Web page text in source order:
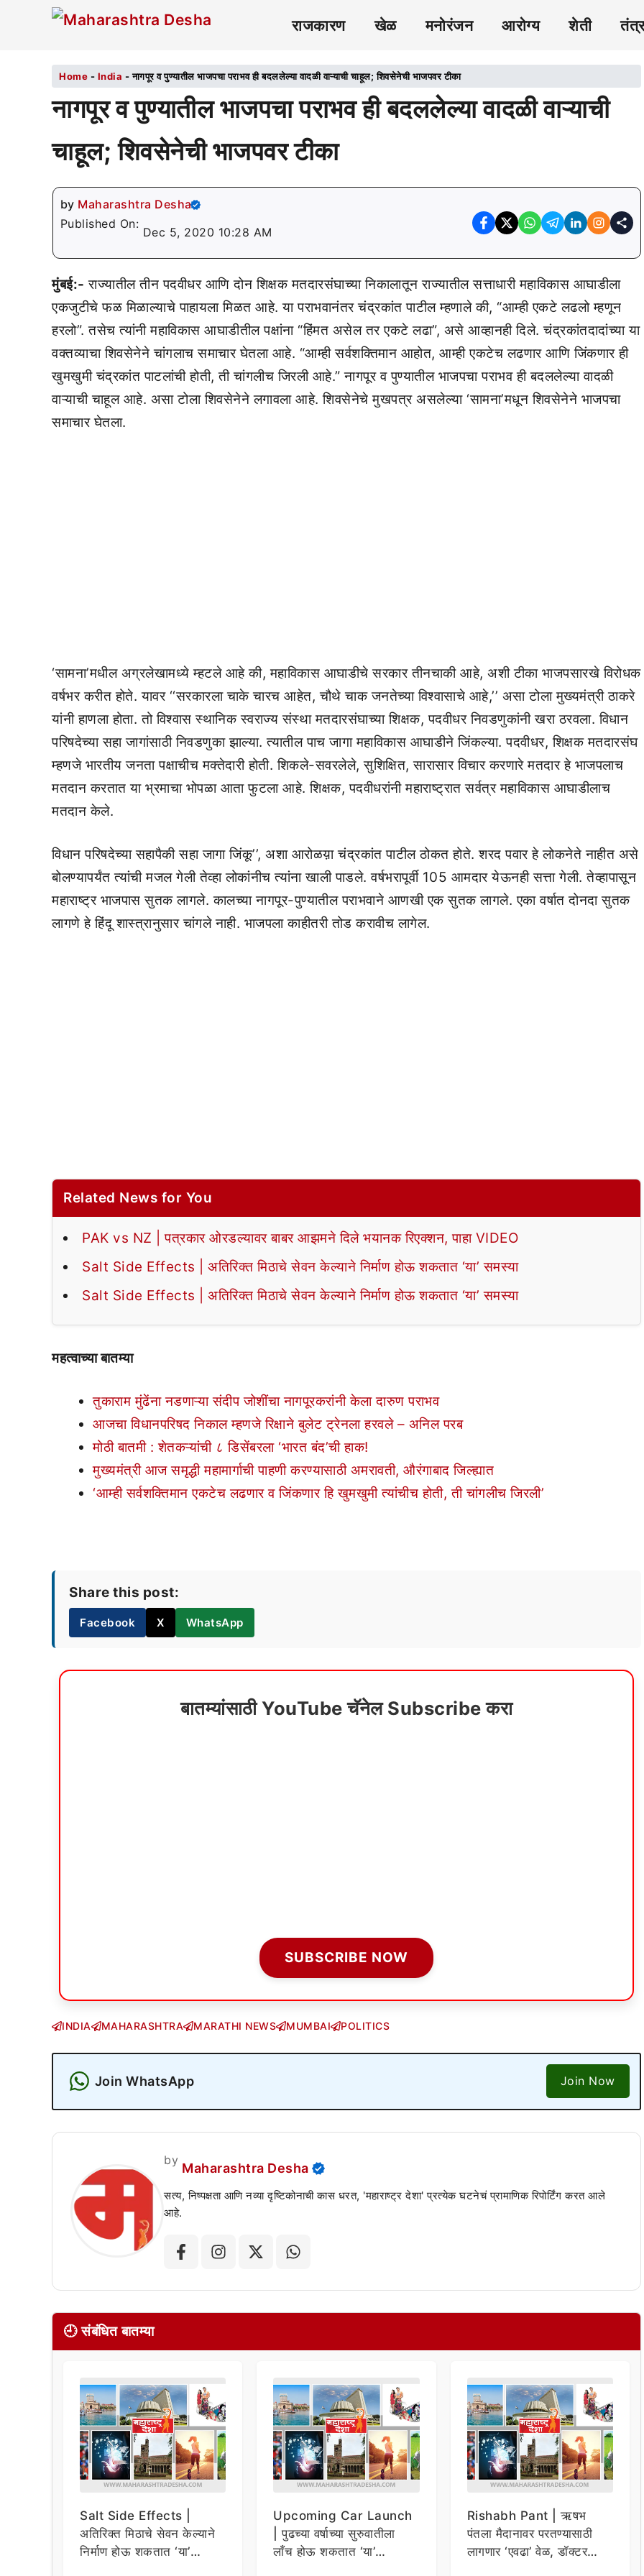
राजकारण खेळ मनोरंजन आरोग्य शेती
Home - India -नागपूर व पुण्यातील भाजपचा पराभव ही बदललेल्या वादळी वाऱ्याची चाहूल; शिवसेनेची भाजपवर टीका
नागपूर व पुण्यातील भाजपचा पराभव ही बदललेल्या वादळी वाऱ्याची
चाहूल; शिवसेनेची भाजपवर टीका
by Maharashtra Desha
Published On:
Dec 5, 2020 10:28 AM
मुंबई:- राज्यातील तीन पदवीधर आणि दोन शिक्षक मतदारसंघाच्या निकालातून राज्यातील सत्ताधारी महाविकास आघाडीला
एकजुटीचे फळ मिळाल्याचे पाहायला मिळत आहे. या पराभवानंतर चंद्रकांत पाटील म्हणाले की, “आम्ही एकटे लढलो म्हणून
हरलो”. तसेच त्यांनी महाविकास आघाडीतील पक्षांना “हिंमत असेल तर एकटे लढा”, असे आव्हानही दिले. चंद्रकांतदादांच्या या
वक्तव्याचा शिवसेनेने चांगलाच समाचार घेतला आहे. “आम्ही सर्वशक्तिमान आहोत, आम्ही एकटेच लढणार आणि जिंकणार ही
खुमखुमी चंद्रकांत पाटलांची होती, ती चांगलीच जिरली आहे.” नागपूर व पुण्यातील भाजपचा पराभव ही बदललेल्या वादळी
वाऱ्याची चाहूल आहे. असा टोला शिवसेनेने लगावला आहे. शिवसेनेचे मुखपत्र असलेल्या ‘सामना’मधून शिवसेनेने भाजपचा
समाचार घेतला.
‘सामना’मधील अग्रलेखामध्ये म्हटले आहे की, महाविकास आघाडीचे सरकार तीनचाकी आहे, अशी टीका भाजपसारखे विरोधक
वर्षभर करीत होते. यावर ‘‘सरकारला चाके चारच आहेत, चौथे चाक जनतेच्या विश्वासाचे आहे,’’ असा टोला मुख्यमंत्री ठाकरे
यांनी हाणला होता. तो विश्वास स्थानिक स्वराज्य संस्था मतदारसंघाच्या शिक्षक, पदवीधर निवडणुकांनी खरा ठरवला. विधान
परिषदेच्या सहा जागांसाठी निवडणुका झाल्या. त्यातील पाच जागा महाविकास आघाडीने जिंकल्या. पदवीधर, शिक्षक मतदारसंघ
म्हणजे भारतीय जनता पक्षाचीच मक्तेदारी होती. शिकले-सवरलेले, सुशिक्षित, सारासार विचार करणारे मतदार हे भाजपलाच
मतदान करतात या भ्रमाचा भोपळा आता फुटला आहे. शिक्षक, पदवीधरांनी महाराष्ट्रात सर्वत्र महाविकास आघाडीलाच
मतदान केले.
विधान परिषदेच्या सहापैकी सहा जागा जिंकू’’, अशा आरोळय़ा चंद्रकांत पाटील ठोकत होते. शरद पवार हे लोकनेते नाहीत असे
बोलण्यापर्यंत त्यांची मजल गेली तेव्हा लोकांनीच त्यांना खाली पाडले. वर्षभरापूर्वी 105 आमदार येऊनही सत्ता गेली. तेव्हापासून
महाराष्ट्र भाजपास सुतक लागले. कालच्या नागपूर-पुण्यातील पराभवाने आणखी एक सुतक लागले. एका वर्षात दोनदा सुतक
लागणे हे हिंदू शास्त्रानुसार चांगले नाही. भाजपला काहीतरी तोड करावीच लागेल.
Related News for You
PAK vs NZ | पत्रकार ओरडल्यावर बाबर आझमने दिले भयानक रिएक्शन, पाहा VIDEO
Salt Side Effects | अतिरिक्त मिठाचे सेवन केल्याने निर्माण होऊ शकतात ‘या’ समस्या
Salt Side Effects | अतिरिक्त मिठाचे सेवन केल्याने निर्माण होऊ शकतात ‘या’ समस्या
महत्वाच्या बातम्या
तुकाराम मुंढेंना नडणाऱ्या संदीप जोशींचा नागपूरकरांनी केला दारुण पराभव
आजचा विधानपरिषद निकाल म्हणजे रिक्षाने बुलेट ट्रेनला हरवले – अनिल परब
मोठी बातमी : शेतकऱ्यांची ८ डिसेंबरला ‘भारत बंद’ची हाक!
मुख्यमंत्री आज समृद्धी महामार्गाची पाहणी करण्यासाठी अमरावती, औरंगाबाद जिल्ह्यात
‘आम्ही सर्वशक्तिमान एकटेच लढणार व जिंकणार हि खुमखुमी त्यांचीच होती, ती चांगलीच जिरली’
Share this post:
Facebook X WhatsApp
बातम्यांसाठी YouTube चॅनेल Subscribe करा
SUBSCRIBE NOW
INDIA MAHARASHTRA MARATHI NEWS MUMBAI POLITICS
Join WhatsApp Join Now
by
Maharashtra Desha
सत्य, निष्पक्षता आणि नव्या दृष्टिकोनाची कास धरत, 'महाराष्ट्र देशा' प्रत्येक घटनेचं प्रामाणिक रिपोर्टिंग करत आले
आहे.
🕘 संबंधित बातम्या
Salt Side Effects |
अतिरिक्त मिठाचे सेवन केल्याने
निर्माण होऊ शकतात ‘या’
Upcoming Car Launch
| पुढच्या वर्षाच्या सुरुवातीला
लाँच होऊ शकतात ‘या’
Rishabh Pant | ऋषभ
पंतला मैदानावर परतण्यासाठी
लागणार ‘एवढा’ वेळ, डॉक्टर